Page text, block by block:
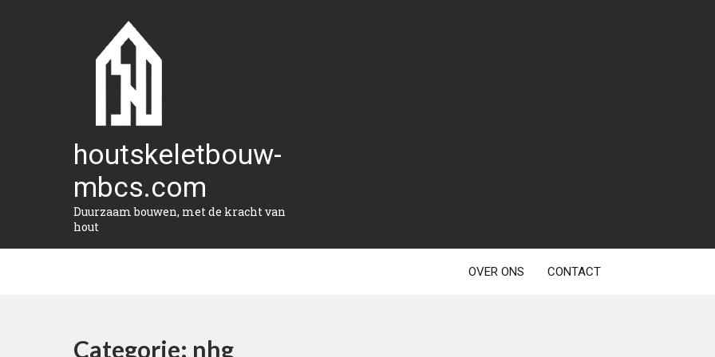
houtskeletbouw-
mbcs.com
Duurzaam bouwen, met de kracht van
hout
OVER ONS CONTACT
Categorie: nhg